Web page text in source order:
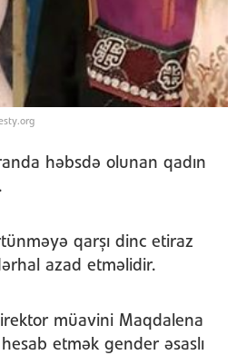
həbsdə olunan qadın
qarşı dinc etiraz
azad etməlidir.
müavini Maqdalena
etmək gender əsaslı